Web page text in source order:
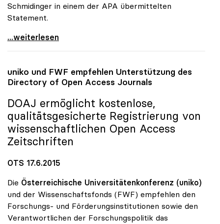
Schmidinger in einem der APA übermittelten
Statement.
uniko-Kritik an „Fleckerlteppich\" bei Uni-Zugang
...weiterlesen
uniko und FWF empfehlen Unterstützung des
Directory of Open Access Journals
DOAJ ermöglicht kostenlose,
qualitätsgesicherte Registrierung von
wissenschaftlichen Open Access
Zeitschriften
OTS 17.6.2015
Die Österreichische Universitätenkonferenz (uniko)
und der Wissenschaftsfonds (FWF) empfehlen den
Forschungs- und Förderungsinstitutionen sowie den
Verantwortlichen der Forschungspolitik das